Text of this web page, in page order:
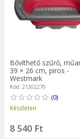
Bővíthető szűrő,
39 × 26 cm, piros -
Westmark
Kód: 21302270
(0)
Készleten
8 540 Ft